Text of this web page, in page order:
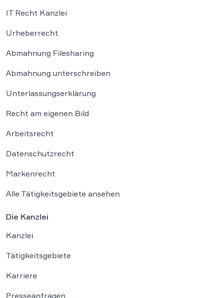
IT Recht Kanzlei
Urheberrecht
Abmahnung Filesharing
Abmahnung unterschreiben
Unterlassungserklärung
Recht am eigenen Bild
Arbeitsrecht
Datenschutzrecht
Markenrecht
Alle Tätigkeitsgebiete ansehen
Die Kanzlei
Kanzlei
Tätigkeitsgebiete
Karriere
Presseanfragen